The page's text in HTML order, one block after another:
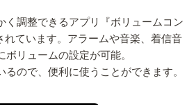
く調整できるアプリ『ボリュームコン
れています。アラームや音楽、着信音
リュームの設定が可能。
るので、便利に使うことができます。